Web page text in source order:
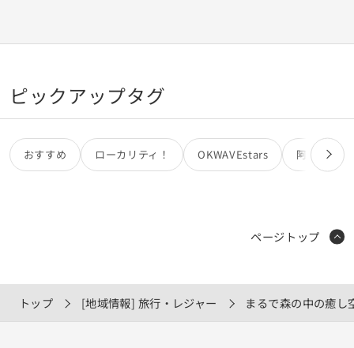
ピックアップタグ
おすすめ ローカリティ！ OKWAVEstars 阿部亮
トップ [地域情報] 旅行・レジャー まるで森の中の癒し
ページトップ